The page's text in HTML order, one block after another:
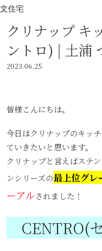
文住宅
クリナップ キ
ントロ) | 土浦
2023.06.25
皆様こんにちは。
今日はクリナップのキッ
ていきたいと思います。
クリナップと言えばステ
ンシリーズの最上位グレ
ーアルされました！
CENTRO(